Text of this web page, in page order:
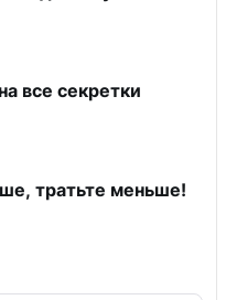
все секретки
тратьте меньше!